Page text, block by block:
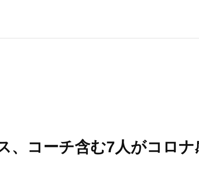
、コーチ含む7人がコロナ